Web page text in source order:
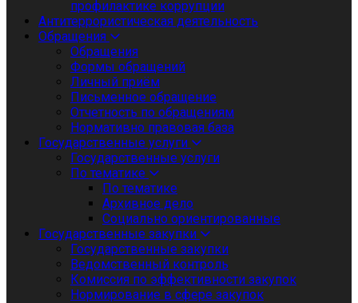
профилактике коррупции
Антитеррористическая деятельность
Обращения
Обращения
Формы обращений
Личный приём
Письменное обращение
Отчетность по обращениям
Нормативно правовая база
Государственные услуги
Государственные услуги
По тематике
По тематике
Архивное дело
Социально ориентированные
Государственные закупки
Государственные закупки
Ведомственный контроль
Комиссия по эффективности закупок
Нормирование в сфере закупок